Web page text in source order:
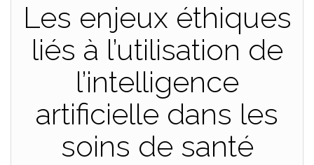
Les enjeux éthiques
liés à l’utilisation de
l’intelligence
artificielle dans les
soins de santé